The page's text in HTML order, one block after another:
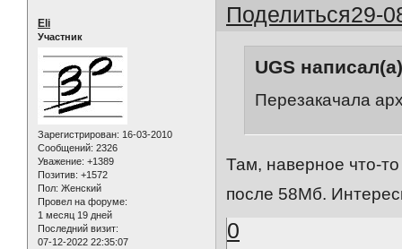
Поделиться29-
Eli
Участник
Зарегистрирован: 16-03-2010
Сообщений: 2326
Уважение: +1389
Позитив: +1572
Пол: Женский
Провел на форуме:
1 месяц 19 дней
Последний визит:
07-12-2022 22:35:07
UGS
Перезакачала
Там, наверное что-
после 58Мб.
0